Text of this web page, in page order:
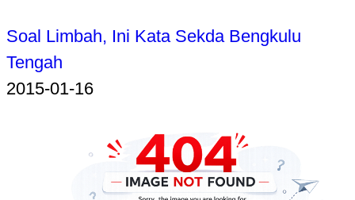
Soal Limbah, Ini Kata Sekda Bengkulu
Tengah
2015-01-16